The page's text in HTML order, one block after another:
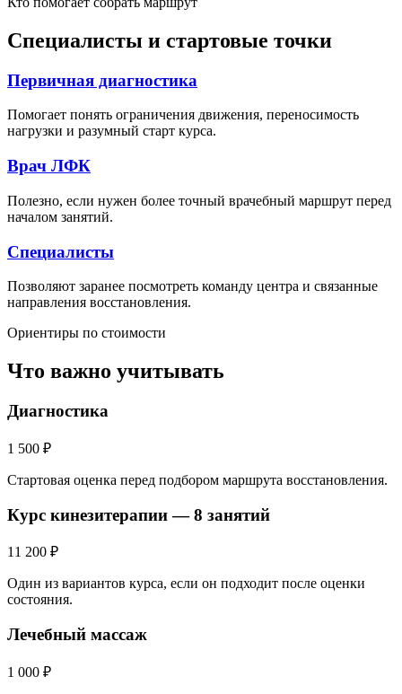
Специалисты и стартовые точки
Первичная диагностика
Помогает понять ограничения движения, переносимость
нагрузки и разумный старт курса.
Врач ЛФК
Полезно, если нужен более точный врачебный маршрут перед
началом занятий.
Специалисты
Позволяют заранее посмотреть команду центра и связанные
направления восстановления.
Ориентиры по стоимости
Что важно учитывать
Диагностика
1 500 ₽
Стартовая оценка перед подбором маршрута восстановления.
Курс кинезитерапии — 8 занятий
11 200 ₽
Один из вариантов курса, если он подходит после оценки
состояния.
Лечебный массаж
1 000 ₽